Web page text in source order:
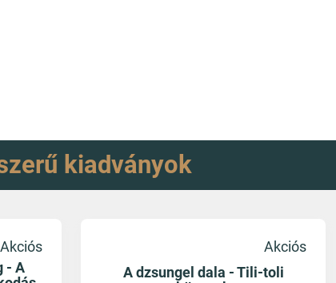
kiadványok
- A
Akciós
A dzsungel dala - Tili-toli
Akciós